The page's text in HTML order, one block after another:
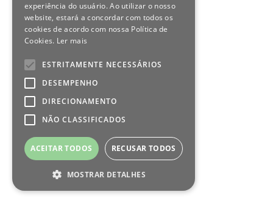
experiência do usuário. Ao utilizar o nosso
website, estará a concordar com todos os
cookies de acordo com nossa Política de
Cookies. Ler mais
ESTRITAMENTE NECESSÁRIOS
DESEMPENHO
DIRECIONAMENTO
NÃO CLASSIFICADOS
ACEITAR TODOS RECUSAR TODOS
MOSTRAR DETALHES